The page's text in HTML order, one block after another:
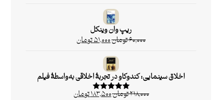
ریپ وان وینکل
۶۰,۰۰۰تومان۵۱,۰۰۰تومان
اخلاق سینمایی: کندوکاو در تجربۀ اخلاقی به‌واسطۀ فیلم
امتیاز۵.۰۰
۲۱۸,۰۰۰تومان۱۸۳,۵۰۰تومان